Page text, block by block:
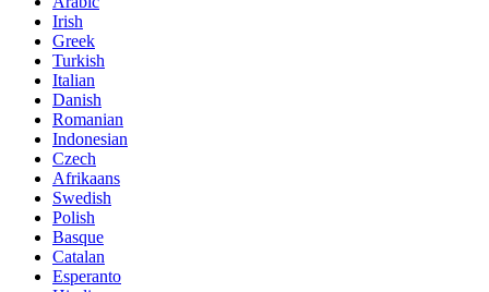
Irish
Greek
Turkish
Italian
Danish
Romanian
Indonesian
Czech
Afrikaans
Swedish
Polish
Basque
Catalan
Esperanto